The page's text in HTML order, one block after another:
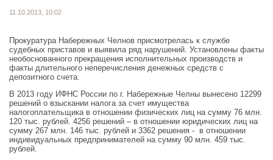
11.10.2013, 10:02
Прокуратура Набережных Челнов присмотрелась к службе
судебных приставов и выявила ряд нарушений. Установлены факты
необоснованного прекращения исполнительных производств и
факты длительного неперечисления денежных средств с
депозитного счета.
В 2013 году ИФНС России по г. Набережные Челны вынесено 12299
решений о взыскании налога за счет имущества
налогоплательщика в отношении физических лиц на сумму 76 млн.
120 тыс. рублей. 4256 решений – в отношении юридических лиц на
сумму 267 млн. 146 тыс. рублей и 3362 решения - в отношении
индивидуальных предпринимателей на сумму 90 млн. 459 тыс.
рублей.